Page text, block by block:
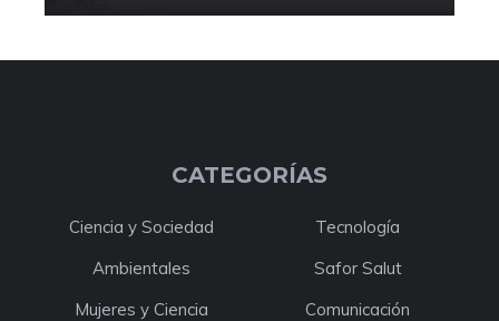
CATEGORÍAS
Ciencia y Sociedad
Tecnología
Ambientales
Safor Salut
Mujeres y Ciencia
Comunicación